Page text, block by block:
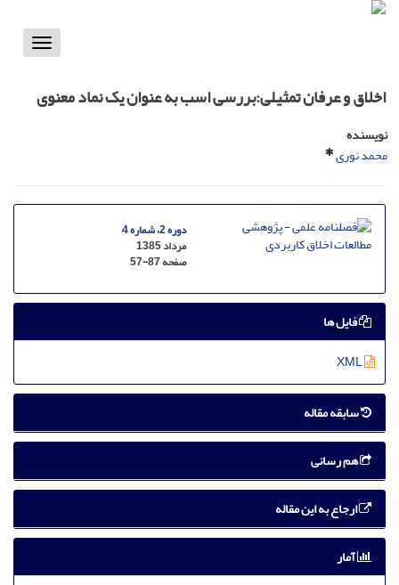
Toggle
اخلاق و عرفان تمثیلی:بررسی اسب به عنوان یک نماد معنوی
نویسنده
محمد نوری
دوره 2، شماره 4
مرداد 1385
صفحه57-87
فایل ها
سابقه مقاله
هم رسانی
ارجاع به این مقاله
آمار